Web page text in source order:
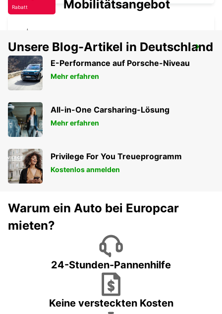
SYRAKUS (SIZILIEN)
SIRACUSA - ITALY
Rabatt
Mobilitätsangebot
Unsere Blog-Artikel in Deutschland
E-Performance auf Porsche-Niveau
Mehr erfahren
All-in-One Carsharing-Lösung
Mehr erfahren
Privilege For You Treueprogramm
Kostenlos anmelden
Warum ein Auto bei Europcar
mieten?
24-Stunden-Pannenhilfe
Keine versteckten Kosten